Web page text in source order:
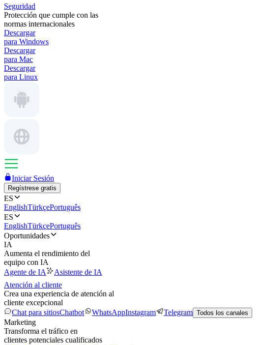
Seguridad
Protección que cumple con las
normas internacionales
Descargar
para Windows
Descargar
para Mac
Descargar
para Linux
Iniciar Sesión
Regístrese gratis
ES
EnglishTürkçePortuguês
ES
EnglishTürkçePortuguês
Oportunidades
IA
Aumenta el rendimiento del
equipo con IA
Agente de IA
Asistente de IA
Atención al cliente
Crea una experiencia de atención al
cliente excepcional
Chat para sitiosChatbot WhatsAppInstagram Telegram Todos los canales
Marketing
Transforma el tráfico en
clientes potenciales cualificados